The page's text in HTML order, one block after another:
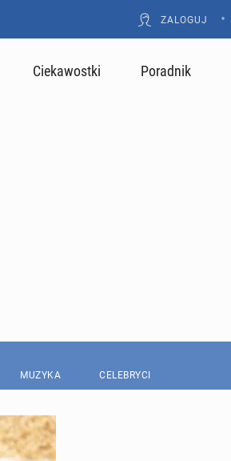
ZALOGUJ •
Ciekawostki Poradnik
MUZYKA CELEBRYCI